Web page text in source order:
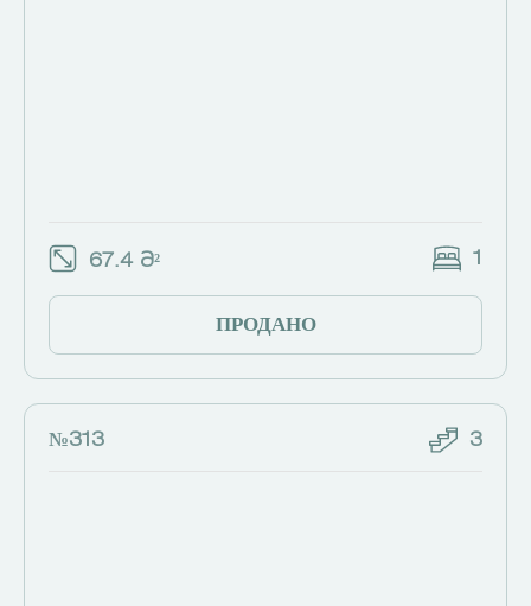
67.4 Მ² 1
ПРОДАНО
№313 3